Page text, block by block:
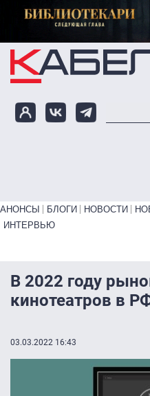
Перейти к основному
Primary links bottom
АНОНСЫ БЛОГИ НОВОСТИ
ИНТЕРВЬЮ
В 2022 году
кинотеатров в
03.03.2022 16:43